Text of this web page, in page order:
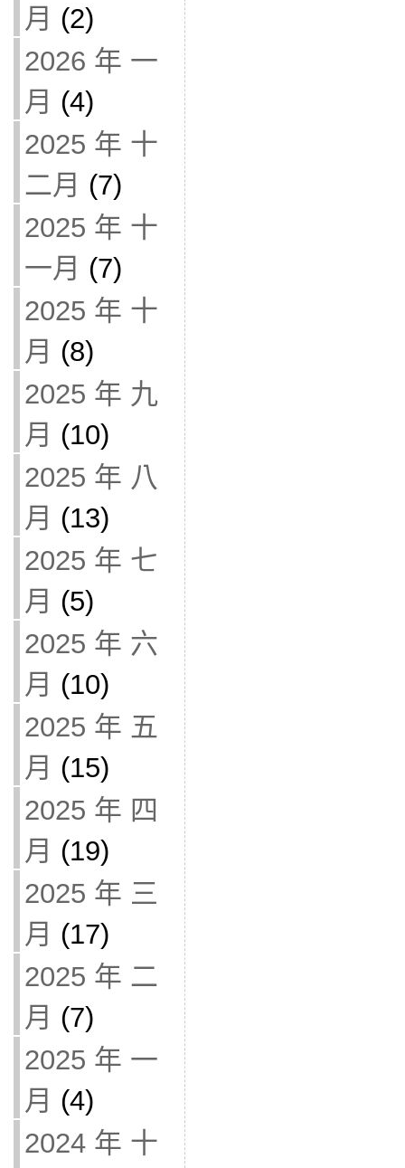
月 (2)
2026 年 一
月 (4)
2025 年 十
二月 (7)
2025 年 十
一月 (7)
2025 年 十
月 (8)
2025 年 九
月 (10)
2025 年 八
月 (13)
2025 年 七
月 (5)
2025 年 六
月 (10)
2025 年 五
月 (15)
2025 年 四
月 (19)
2025 年 三
月 (17)
2025 年 二
月 (7)
2025 年 一
月 (4)
2024 年 十